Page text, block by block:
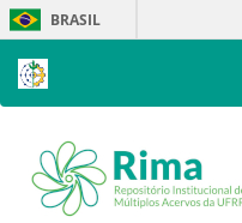
Skip
navigation
BRASIL